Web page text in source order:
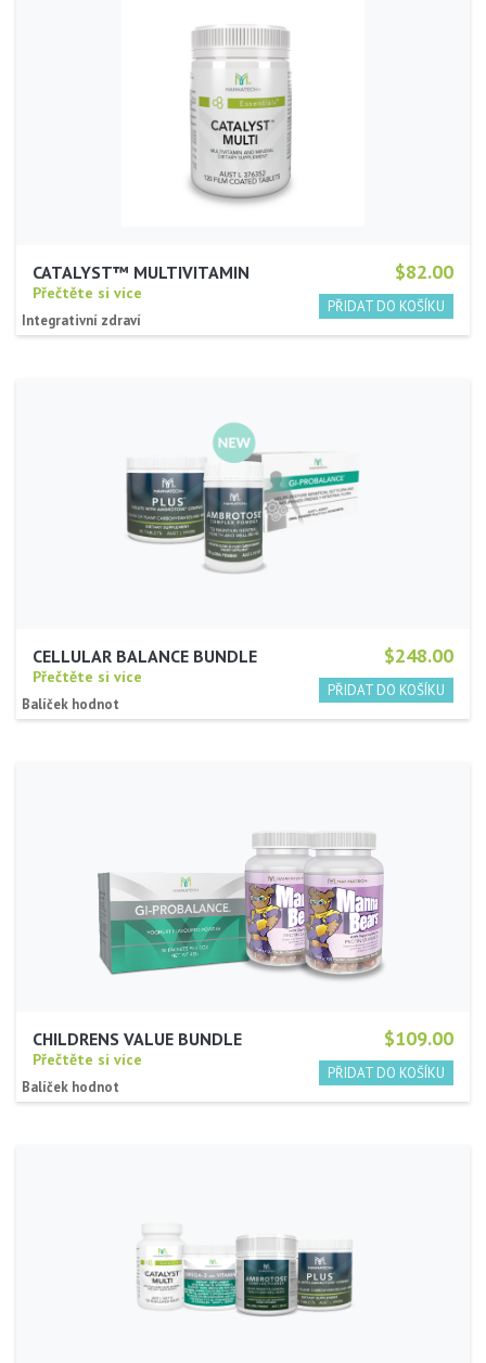
$82.00
CATALYST™ MULTIVITAMIN
Přečtěte si více
Integrativní zdraví
$248.00
CELLULAR BALANCE BUNDLE
Přečtěte si více
Balíček hodnot
$109.00
CHILDRENS VALUE BUNDLE
Přečtěte si více
Balíček hodnot